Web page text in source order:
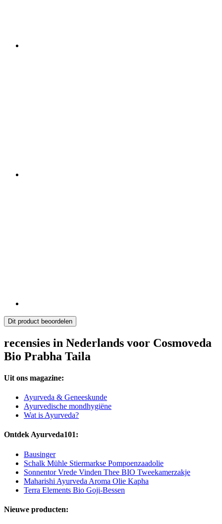
Dit product beoordelen
recensies in Nederlands voor Cosmoveda
Bio Prabha Taila
Uit ons magazine:
Ayurveda & Geneeskunde
Ayurvedische mondhygiëne
Wat is Ayurveda?
Ontdek Ayurveda101:
Bausinger
Schalk Mühle Stiermarkse Pompoenzaadolie
Sonnentor Vrede Vinden Thee BIO Tweekamerzakje
Maharishi Ayurveda Aroma Olie Kapha
Terra Elements Bio Goji-Bessen
Nieuwe producten: